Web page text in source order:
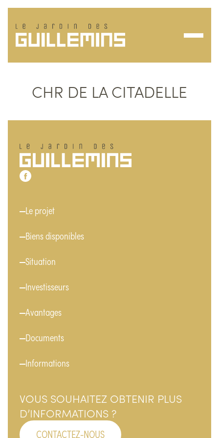
Ouvrir/
CHR DE LA CITADELLE
Pied de page
Le jardin des Guillemins
Notre page Facebook
Le projet
Biens disponibles
Situation
Investisseurs
Avantages
Documents
Informations
VOUS SOUHAITEZ OBTENIR PLUS
D’INFORMATIONS ?
CONTACTEZ-NOUS